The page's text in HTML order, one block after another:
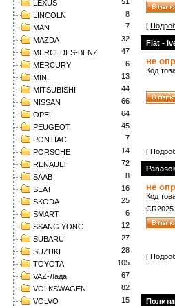
LEXUS
8
LINCOLN
7
MAN
32
MAZDA
47
MERCEDES-BENZ
6
MERCURY
13
MINI
44
MITSUBISHI
66
NISSAN
64
OPEL
45
PEUGEOT
7
PONTIAC
14
PORSCHE
72
RENAULT
8
SAAB
16
SEAT
25
SKODA
6
SMART
12
SSANG YONG
27
SUBARU
28
SUZUKI
105
TOYOTA
67
VAZ-Лада
82
VOLKSWAGEN
15
VOLVO
[
Fiat -
не
Код
[
не
Код
[